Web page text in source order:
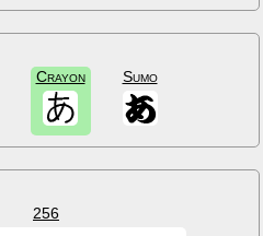
Crayon Sumo
256